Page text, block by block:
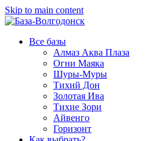
Skip to main content
Все базы
Алмаз Аква Плаза
Огни Маяка
Шуры-Муры
Тихий Дон
Золотая Ива
Тихие Зори
Айвенго
Горизонт